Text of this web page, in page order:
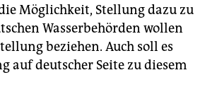
Möglichkeit, Stellung dazu zu
Wasserbehörden wollen
beziehen. Auch soll es
auf deutscher Seite zu diesem